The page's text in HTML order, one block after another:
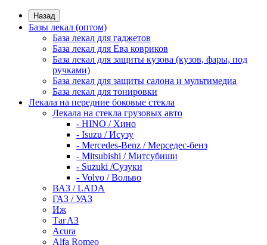
Назад
Базы лекал (оптом)
База лекал для гаджетов
База лекал для Ева ковриков
База лекал для защиты кузова (кузов, фары, под
ручками)
База лекал для защиты салона и мультимедиа
База лекал для тонировки
Лекала на передние боковые стекла
Лекала на стекла грузовых авто
- HINO / Хино
- Isuzu / Исузу
- Mercedes-Benz / Мерседес-бенз
- Mitsubishi / Митсубиши
- Suzuki /Сузуки
- Volvo / Вольво
ВАЗ / LADA
ГАЗ / УАЗ
Иж
ТагАЗ
Acura
Alfa Romeo